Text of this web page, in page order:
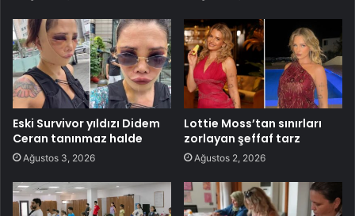
Eski Survivor yıldızı Didem
Ceran tanınmaz halde
Ağustos 3, 2026
Lottie Moss’tan sınırları
zorlayan şeffaf tarz
Ağustos 2, 2026